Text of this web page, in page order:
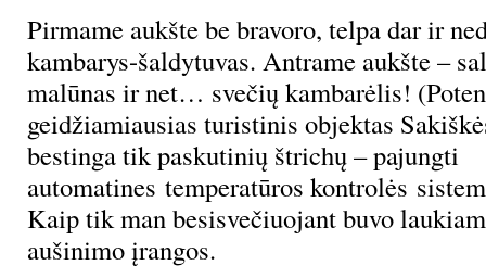
Pirmame aukšte be bravoro, telpa dar ir
kambarys-šaldytuvas. Antrame aukšte –
malūnas ir net… svečių kambarėlis!
geidžiamiausias turistinis objektas
bestinga tik paskutinių štrichų – pajungti
automatines temperatūros kontrolės
Kaip tik man besisvečiuojant buvo
aušinimo įrangos.